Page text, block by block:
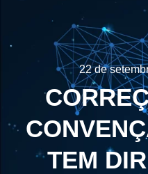
22 de
TEM